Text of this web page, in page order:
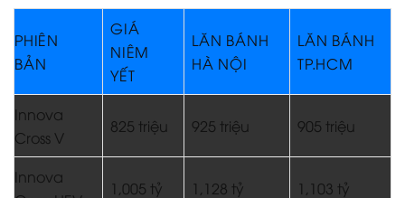
PHIÊN
BẢN
GIÁ
NIÊM
YẾT
LĂN BÁNH
HÀ NỘI
LĂN BÁNH
TP.HCM
Innova
Cross V
825 triệu 925 triệu 905 triệu
Innova
1,005 tỷ 1,128 tỷ 1,103 tỷ